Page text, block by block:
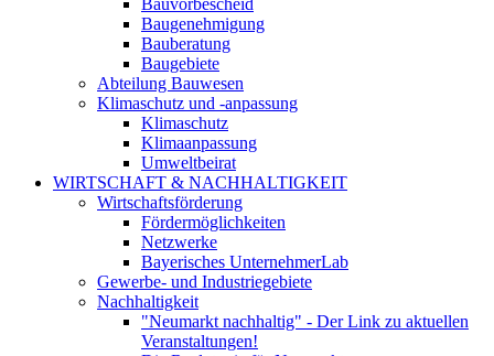
Bauvorbescheid
Baugenehmigung
Bauberatung
Baugebiete
Abteilung Bauwesen
Klimaschutz und -anpassung
Klimaschutz
Klimaanpassung
Umweltbeirat
WIRTSCHAFT & NACHHALTIGKEIT
Wirtschaftsförderung
Fördermöglichkeiten
Netzwerke
Bayerisches UnternehmerLab
Gewerbe- und Industriegebiete
Nachhaltigkeit
"Neumarkt nachhaltig" - Der Link zu aktuellen
Veranstaltungen!